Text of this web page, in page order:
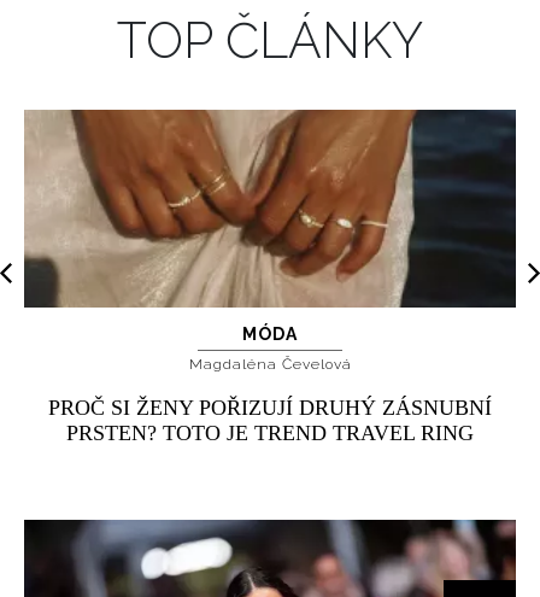
TOP ČLÁNKY
MÓDA
Magdaléna Čevelová
PROČ SI ŽENY POŘIZUJÍ DRUHÝ ZÁSNUBNÍ
PRSTEN? TOTO JE TREND TRAVEL RING